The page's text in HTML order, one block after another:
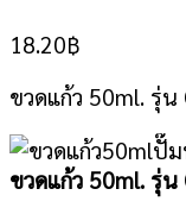
18.20฿
ขวดแก้ว 50ml. รุ่
ขวดแก้ว 50ml. รุ่